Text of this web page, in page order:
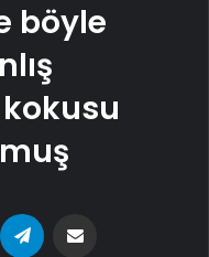
böyle
WhatsApp